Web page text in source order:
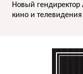
Новый гендиректор
кино и телевидения